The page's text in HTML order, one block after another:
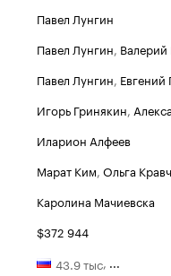
Павел Лунгин
Павел Лунгин,
Павел Лунгин,
Игорь Гринякин,
Иларион Алфеев
Марат Ким, Ольга
Каролина Мачиевска
$372 944
43.9 тыс, ...